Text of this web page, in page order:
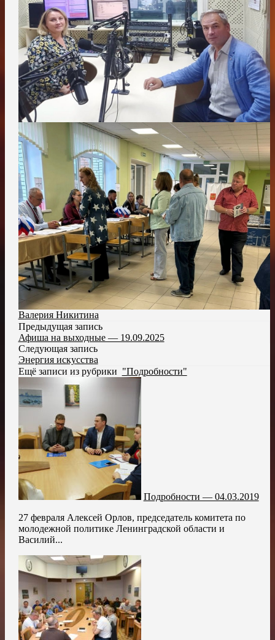
Валерия Никитина
Предыдущая запись
Афиша на выходные — 19.09.2025
Следующая запись
Энергия искусства
Ещё записи из рубрики "Подробности"
Подробности — 04.03.2019
27 февраля Алексей Орлов, председатель комитета по
молодежной политике Ленинградской области и
Василий...